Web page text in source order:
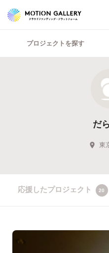
プロジェクトを探す
だ
東
応援したプロジェクト 20